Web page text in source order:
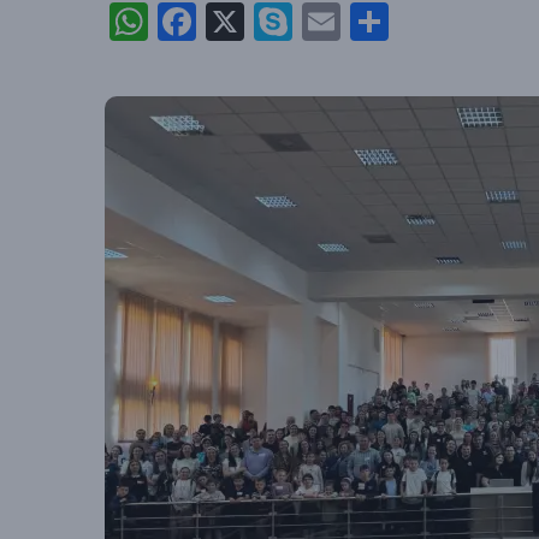
WhatsApp
Facebook
X Skype
Email